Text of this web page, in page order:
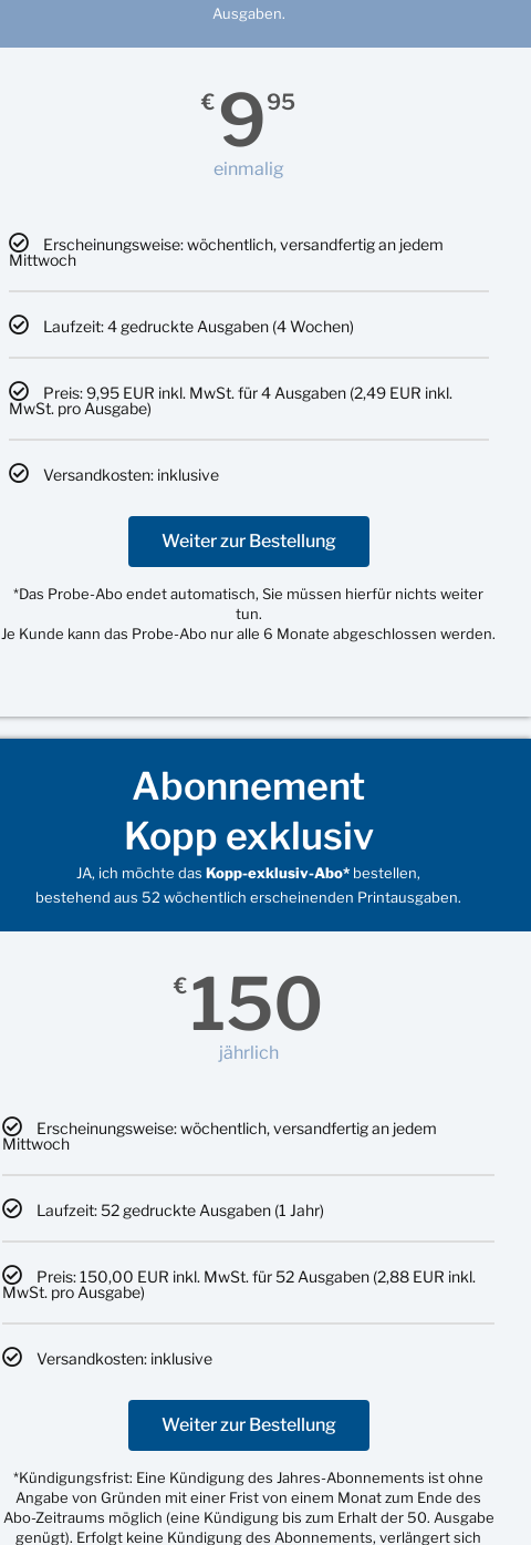
Ausgaben.
€ 995
einmalig
Erscheinungsweise: wöchentlich, versandfertig an jedem
Mittwoch
Laufzeit: 4 gedruckte Ausgaben (4 Wochen)
Preis: 9,95 EUR inkl. MwSt. für 4 Ausgaben (2,49 EUR inkl.
MwSt. pro Ausgabe)
Versandkosten: inklusive
Weiter zur Bestellung
*Das Probe-Abo endet automatisch, Sie müssen hierfür nichts weiter
tun.
Je Kunde kann das Probe-Abo nur alle 6 Monate abgeschlossen werden.
Abonnement
Kopp exklusiv
JA, ich möchte dasKopp-exklusiv-Abo* bestellen,
bestehend aus 52 wöchentlich erscheinenden Printausgaben.
€ 150
jährlich
Erscheinungsweise: wöchentlich, versandfertig an jedem
Mittwoch
Laufzeit: 52 gedruckte Ausgaben (1 Jahr)
Preis: 150,00 EUR inkl. MwSt. für 52 Ausgaben (2,88 EUR inkl.
MwSt. pro Ausgabe)
Versandkosten: inklusive
Weiter zur Bestellung
*Kündigungsfrist: Eine Kündigung des Jahres-Abonnements ist ohne
Angabe von Gründen mit einer Frist von einem Monat zum Ende des
Abo-Zeitraums möglich (eine Kündigung bis zum Erhalt der 50. Ausgabe
genügt). Erfolgt keine Kündigung des Abonnements, verlängert sich